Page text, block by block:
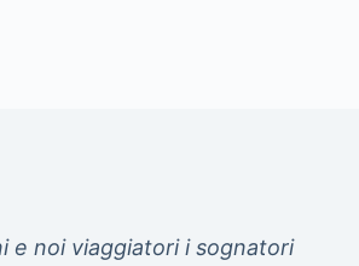
e noi viaggiatori i sognatori